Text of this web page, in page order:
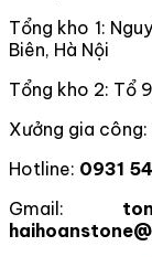
Tổng kho 1:
Biên, Hà Nội
Tổng kho 2: Tổ
Xưởng gia công:
Hotline: 0931
Gmail: